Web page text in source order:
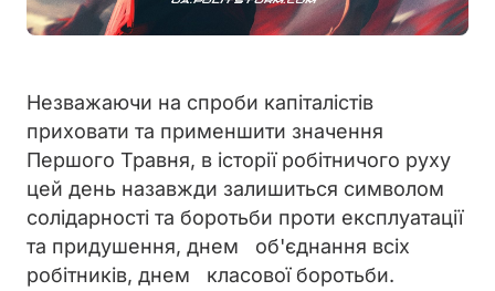
Незважаючи на спроби капіталістів
приховати та применшити значення
Першого Травня, в історії робітничого руху
цей день назавжди залишиться символом
солідарності та боротьби проти експлуатації
та придушення, днем об'єднання всіх
робітників, днем класової боротьби.